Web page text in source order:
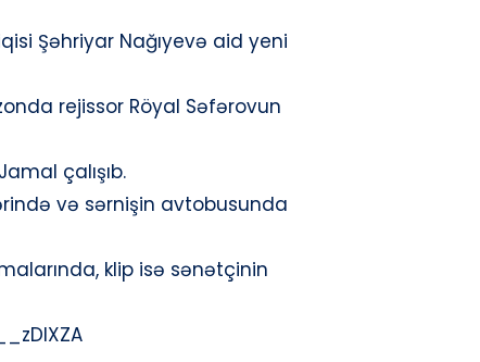
Şəhriyar Nağıyevə aid yeni
rejissor Röyal Səfərovun
çalışıb.
və sərnişin avtobusunda
klip isə sənətçinin